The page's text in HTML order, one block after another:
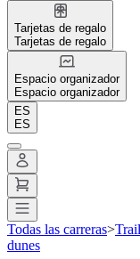
Tarjetas de regalo
Tarjetas de regalo
Espacio organizador
Espacio organizador
ES
ES
Todas las carreras>Trail
dunes